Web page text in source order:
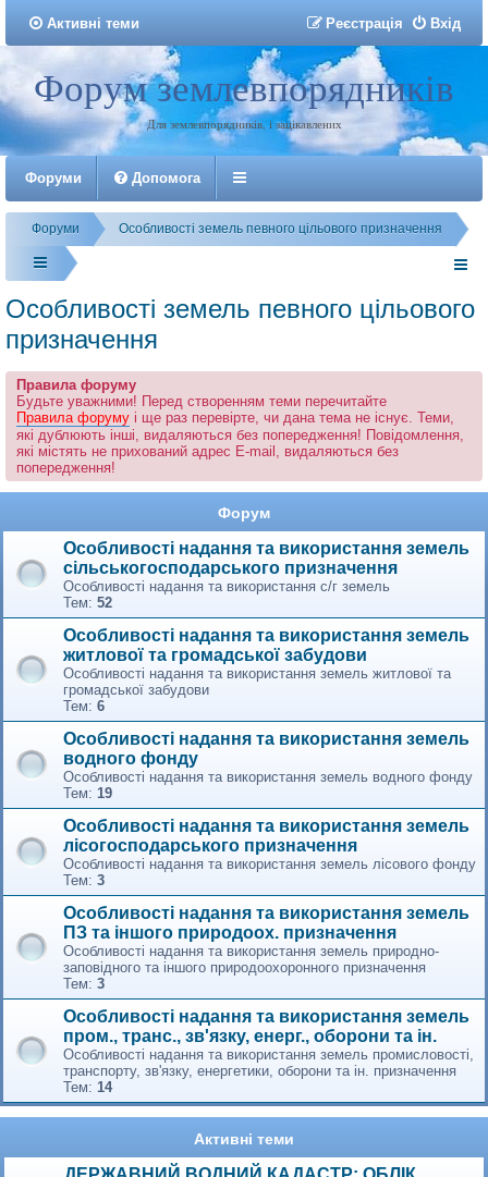
Активні теми Вхід
Реєстрація
Реєстрація
Форум землевпорядників
Для землевпорядників, і зацікавлених
Форуми Допомога
Форуми Особливості земель певного цільового призначення
Особливості земель певного цільового
призначення
Правила форуму
Будьте уважними! Перед створенням теми перечитайте
Правила форуму і ще раз перевірте, чи дана тема не існує. Теми,
які дублюють інші, видаляються без попередження! Повідомлення,
які містять не прихований адрес E-mail, видаляються без
попередження!
Форум
Особливості надання та використання земель
сільськогосподарського призначення
Особливості надання та використання с/г земель
Тем: 52
Особливості надання та використання земель
житлової та громадської забудови
Особливості надання та використання земель житлової та
громадської забудови
Тем: 6
Особливості надання та використання земель
водного фонду
Особливості надання та використання земель водного фонду
Тем: 19
Особливості надання та використання земель
лісогосподарського призначення
Особливості надання та використання земель лісового фонду
Тем: 3
Особливості надання та використання земель
ПЗ та іншого природоох. призначення
Особливості надання та використання земель природно-
заповідного та іншого природоохоронного призначення
Тем: 3
Особливості надання та використання земель
пром., транс., зв'язку, енерг., оборони та ін.
Особливості надання та використання земель промисловості,
транспорту, зв'язку, енергетики, оборони та ін. призначення
Тем: 14
Активні теми